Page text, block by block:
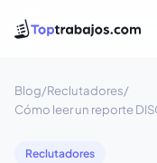
Blog/Reclutadores/
Cómo leer un reporte
Reclutadores